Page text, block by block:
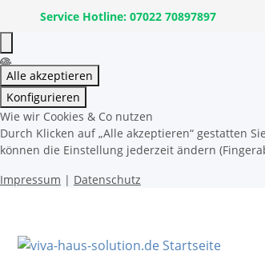
Service Hotline: 07022 70897897
Alle akzeptieren
Konfigurieren
Wie wir Cookies & Co nutzen
Durch Klicken auf „Alle akzeptieren“ gestatten
können die Einstellung jederzeit ändern
Impressum | Datenschutz